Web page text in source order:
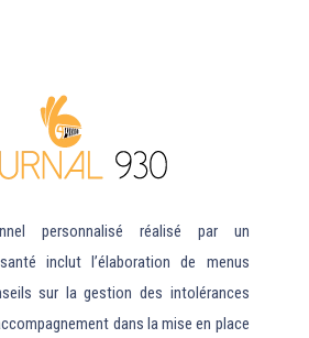
personnalisé réalisé par un
inclut l’élaboration de menus
sur la gestion des intolérances
dans la mise en place